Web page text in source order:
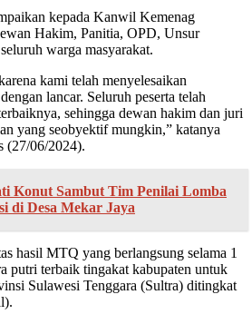
kepada Kanwil Kemenag
Hakim, Panitia, OPD, Unsur
warga masyarakat.
kami telah menyelesaikan
lancar. Seluruh peserta telah
sehingga dewan hakim dan juri
yang seobyektif mungkin,” katanya
(27/06/2024).
Konut Sambut Tim Penilai Lomba
di Desa Mekar Jaya
hasil MTQ yang berlangsung selama 1
putri terbaik tingakat kabupaten untuk
Sulawesi Tenggara (Sultra) ditingkat